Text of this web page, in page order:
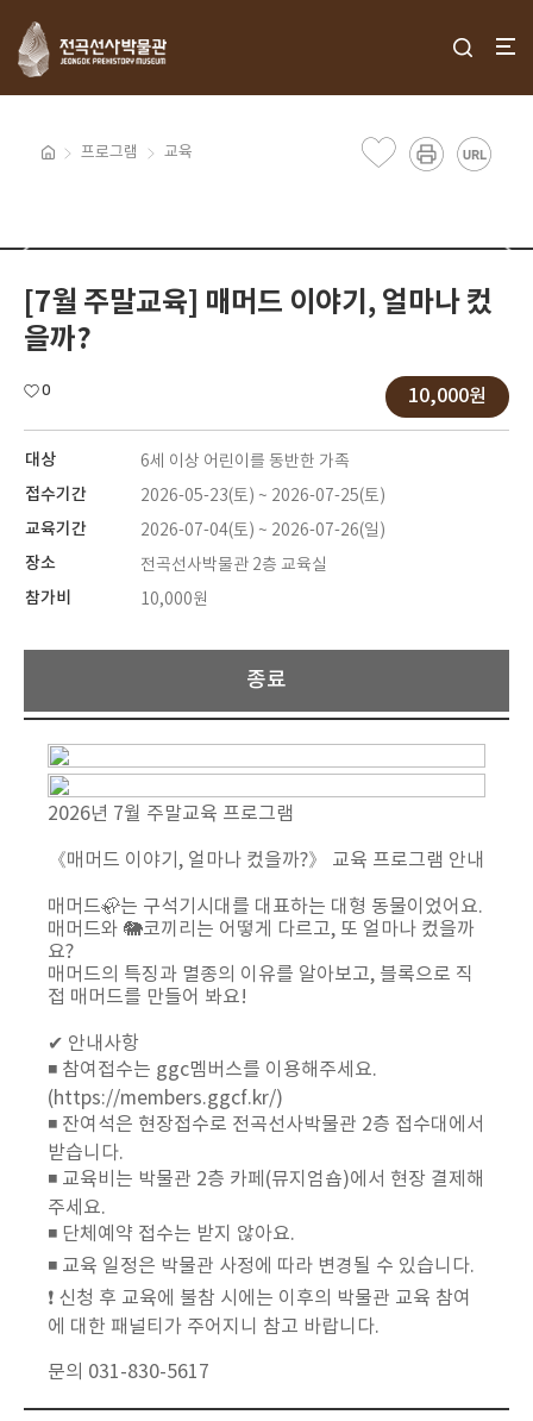
프로그램 교육
[7월 주말교육] 매머드 이야기, 얼마나 컸
을까?
0 10,000원
대상 6세 이상 어린이를 동반한 가족
접수기간 2026-05-23(토) ~ 2026-07-25(토)
교육기간 2026-07-04(토) ~ 2026-07-26(일)
장소 전곡선사박물관 2층 교육실
참가비 10,000원
종료
2026년 7월 주말교육 프로그램
《매머드 이야기, 얼마나 컸을까?》 교육 프로그램 안내
매머드🦣는 구석기시대를 대표하는 대형 동물이었어요.
매머드와 🐘코끼리는 어떻게 다르고, 또 얼마나 컸을까
요?
매머드의 특징과 멸종의 이유를 알아보고, 블록으로 직
접 매머드를 만들어 봐요!
✔ 안내사항
◾ 참여접수는 ggc멤버스를 이용해주세요.
(https://members.ggcf.kr/)
◾ 잔여석은 현장접수로 전곡선사박물관 2층 접수대에서
받습니다.
◾ 교육비는 박물관 2층 카페(뮤지엄숍)에서 현장 결제해
주세요.
◾ 단체예약 접수는 받지 않아요.
◾ 교육 일정은 박물관 사정에 따라 변경될 수 있습니다.
❗ 신청 후 교육에 불참 시에는 이후의 박물관 교육 참여
에 대한 패널티가 주어지니 참고 바랍니다.
문의 031-830-5617